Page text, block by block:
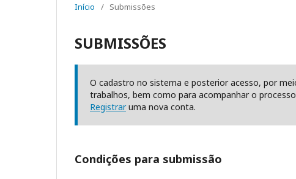
Início / Submissões
SUBMISSÕES
O cadastro no sistema e posterior acesso, por
trabalhos, bem como para acompanhar o
Registraruma nova conta.
Condições para submissão